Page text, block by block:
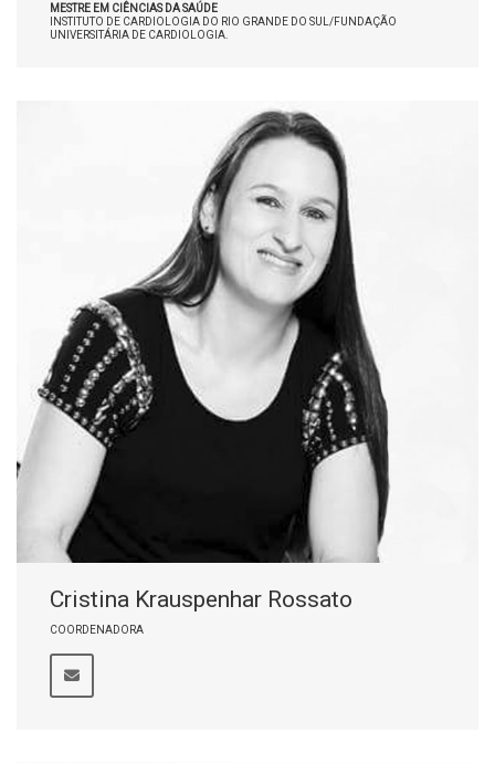
MESTRE EM CIÊNCIAS DA SAÚDE
INSTITUTO DE CARDIOLOGIA DO RIO GRANDE DO SUL/FUNDAÇÃO
UNIVERSITÁRIA DE CARDIOLOGIA.
Cristina Krauspenhar Rossato
COORDENADORA